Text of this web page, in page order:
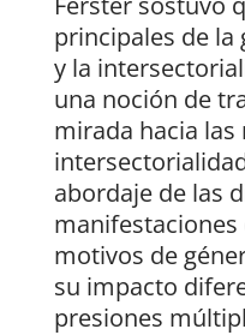
principales de la
y la
una noción de
mirada hacia las
abordaje de las
motivos de
su impacto
presiones